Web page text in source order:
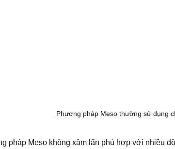
Phương pháp Meso thường sử dụng
pháp Meso không xâm lấn phù hợp với nhiều